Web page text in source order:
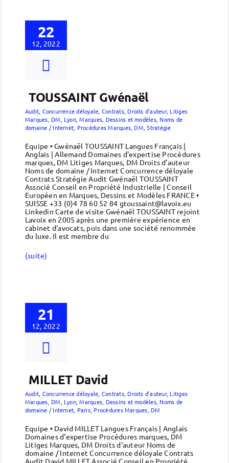
22
12, 2022
TOUSSAINT Gwénaël
Audit Concurrence déloyale Contrats, Droits d’auteur, Litiges
Marques, DM Lyon,Marques, Dessins et modèles, Noms de
domaine / Internet Procédures Marques, DM ,Stratégie
Equipe • Gwénaël TOUSSAINT Langues Français |
Anglais | Allemand Domaines d'expertise Procédures
marques, DM Litiges Marques, DM Droits d'auteur
Noms de domaine / Internet Concurrence déloyale
Contrats Stratégie Audit Gwénaël TOUSSAINT
Associé Conseil en Propriété Industrielle | Conseil
Européen en Marques, Dessins et Modèles FRANCE •
SUISSE +33 (0)4 78 60 52 84 gtoussaint@lavoix.eu
Linkedin Carte de visite Gwénaël TOUSSAINT rejoint
Lavoix en 2005 après une première expérience en
cabinet d'avocats, puis dans une société renommée
du luxe. Il est membre du
(suite)
21
12, 2022
MILLET David
Audit Concurrence déloyale Contrats, Droits d’auteur, Litiges
Marques, DM Lyon,Marques, Dessins et modèles, Noms de
domaine / Internet Paris, Procédures Marques, DM
Equipe • David MILLET Langues Français | Anglais
Domaines d'expertise Procédures marques, DM
Litiges Marques, DM Droits d'auteur Noms de
domaine / Internet Concurrence déloyale Contrats
Audit David MILLET Associé Conseil en Propriété